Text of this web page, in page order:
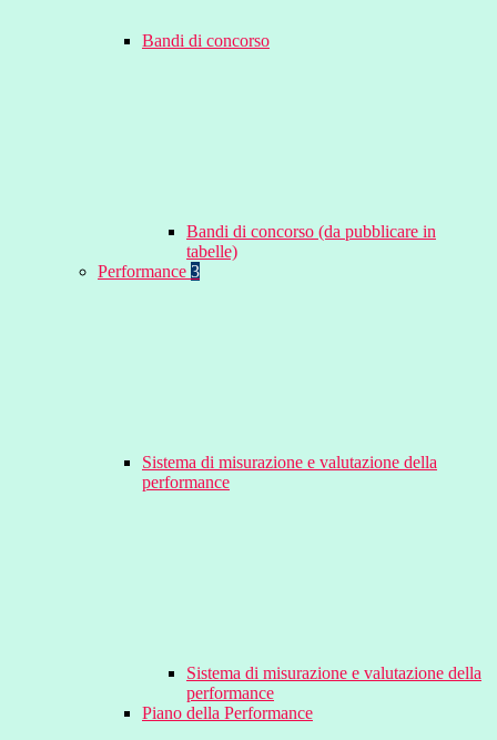
Bandi di concorso
Bandi di concorso (da pubblicare in
tabelle)
Performance 3
Sistema di misurazione e valutazione della
performance
Sistema di misurazione e valutazione della
performance
Piano della Performance